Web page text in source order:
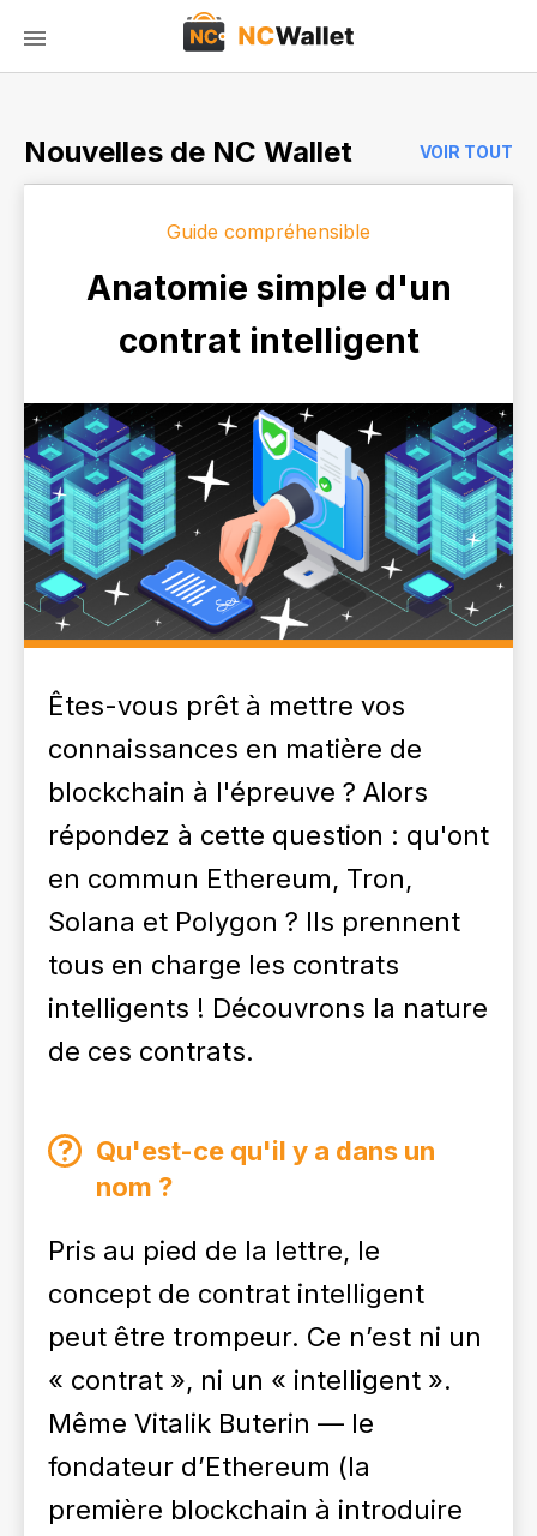
Nouvelles de NC Wallet VOIR TOUT
Guide compréhensible
Anatomie simple d'un
contrat intelligent
Êtes-vous prêt à mettre vos
connaissances en matière de
blockchain à l'épreuve ? Alors
répondez à cette question : qu'ont
en commun Ethereum, Tron,
Solana et Polygon ? Ils prennent
tous en charge les contrats
intelligents ! Découvrons la nature
de ces contrats.
Qu'est-ce qu'il y a dans un
nom ?
Pris au pied de la lettre, le
concept de contrat intelligent
peut être trompeur. Ce n’est ni un
« contrat », ni un « intelligent ».
Même Vitalik Buterin — le
fondateur d’Ethereum (la
première blockchain à introduire